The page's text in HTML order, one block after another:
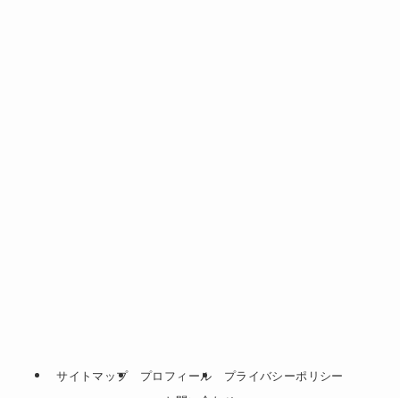
サイトマップ プロフィール
プライバシーポリシー